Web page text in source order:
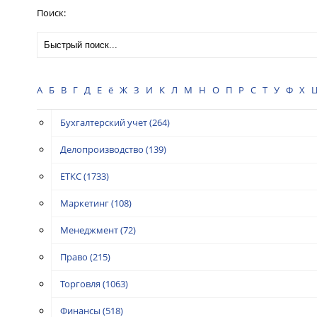
Поиск:
А Б В Г Д Е ё Ж З И К Л М Н О П Р С Т У Ф Х Ц
Бухгалтерский учет(264)
Делопроизводство (139)
ЕТКС(1733)
Маркетинг(108)
Менеджмент(72)
Право (215)
Торговля (1063)
Финансы (518)